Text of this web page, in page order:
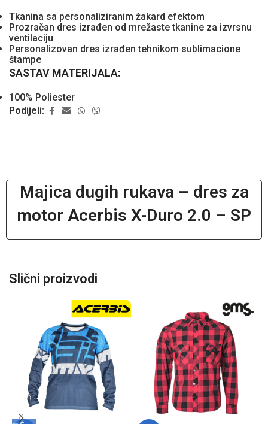
Tkanina sa personaliziranim žakard efektom
Prozračan dres izrađen od mrežaste tkanine za izvrsnu
ventilaciju
Personalizovan dres izrađen tehnikom sublimacione
štampe
SASTAV MATERIJALA:
100% Poliester
Podijeli:
Majica dugih rukava – dres za
motor Acerbis X-Duro 2.0 – SP
Slični proizvodi